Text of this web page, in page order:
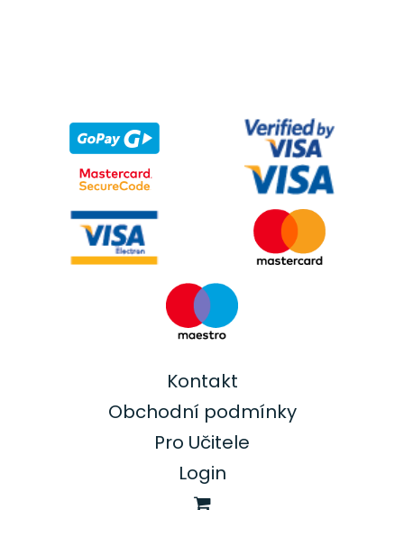
Kontakt
Obchodní podmínky
Pro Učitele
Login